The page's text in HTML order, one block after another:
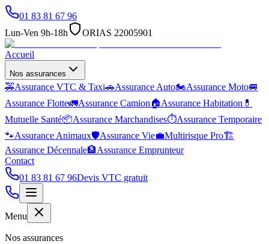
01 83 81 67 96
Lun-Ven 9h-18h
ORIAS 22005901
Accueil
Nos assurances
🚕Assurance VTC & Taxi🚗Assurance Auto🏍️Assurance Moto🚐
Assurance Flotte🚛Assurance Camion🏠Assurance Habitation 💊
Mutuelle Santé📦Assurance Marchandises⏱️Assurance Temporaire
🐾Assurance Animaux🛡️Assurance Vie💼Multirisque Pro🏗️
Assurance Décennale🏦Assurance Emprunteur
Contact
01 83 81 67 96Devis VTC gratuit
Menu
Nos assurances